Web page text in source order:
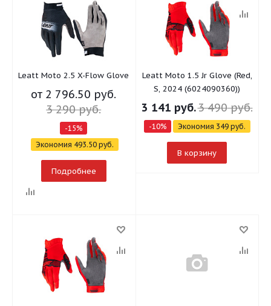
Leatt Moto 2.5 X-Flow Glove
от 2 796.50 руб.
3 290 руб.
-15%
Экономия 493.50 руб.
Подробнее
Leatt Moto 1.5 Jr Glove (Red,
S, 2024 (6024090360))
3 141 руб.3 490руб.
-10% Экономия 349руб.
В корзину